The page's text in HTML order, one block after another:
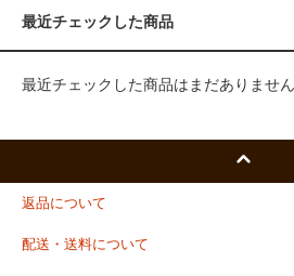
最近チェックした商品
最近チェックした商品はまだありません
返品について
配送・送料について